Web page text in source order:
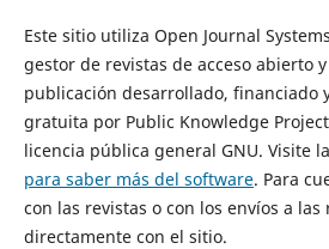
Este sitio utiliza Open Journal
gestor de revistas de acceso abierto
publicación desarrollado, financiado
gratuita por Public Knowledge
licencia pública general GNU. Visite
para saber más del software. Para
con las revistas o con los envíos a las
directamente con el sitio.